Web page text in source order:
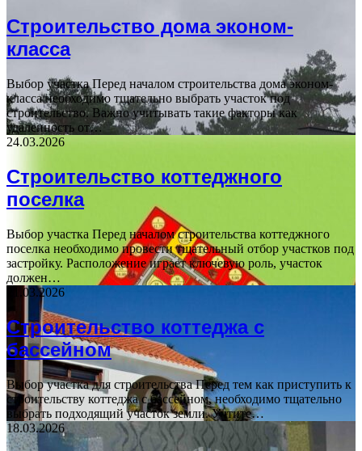
Строительство дома эконом-
класса
Выбор участка Перед началом строительства дома эконом-
класса необходимо тщательно выбрать участок под
строительство. Важно учитывать такие факторы как
удаленность от…
24.03.2026
Строительство коттеджного
поселка
Выбор участка Перед началом строительства коттеджного
поселка необходимо провести тщательный отбор участков под
застройку. Расположение играет ключевую роль, участок
должен…
21.03.2026
Строительство коттеджа с
бассейном
Выбор участка для строительства Перед тем как приступить к
строительству коттеджа с бассейном, необходимо тщательно
выбрать подходящий участок земли. Учтите…
18.03.2026